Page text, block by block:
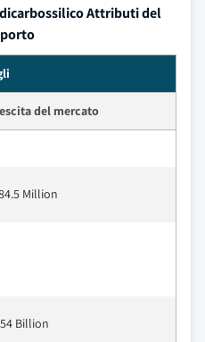
Attributi del
del mercato
Million
Billion